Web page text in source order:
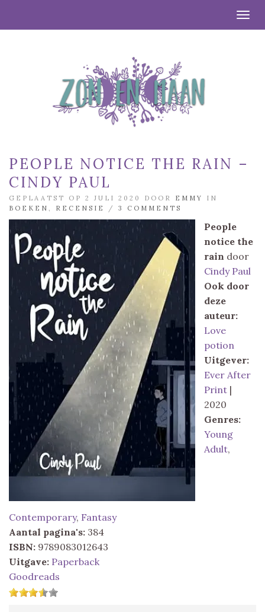
PEOPLE NOTICE THE RAIN –
CINDY PAUL
GEPLAATST OP 2 JULI 2020 DOOR EMMY
IN
BOEKEN
RECENSIE / 3 COMMENTS
People
notice the
rain door
Cindy Paul
Ook door
deze
auteur:
Love
potion
Uitgever:
Ever After
Print |
2020
Genres:
Young
Adult,
Contemporary, Fantasy
Aantal pagina's: 384
ISBN: 9789083012643
Uitgave: Paperback
Goodreads